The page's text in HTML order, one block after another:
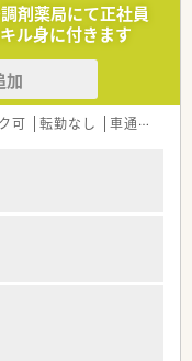
剤薬局にて正社員
ル身に付きます
加
可 転勤なし 車通勤可